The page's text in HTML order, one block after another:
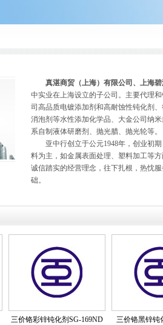
真湛商贸（上海）有限公司、上海
中实业在上海设立的子公司。主要代理
司高品质电镀添加剂和高耐蚀性钝化剂
消泡剂等水性添加化学品、大金公司纳
系自制液体研磨剂、抛光腊、抛光轮等。
亚中行创立于公元1948年，创业初期
料为主，如金属表面处理、塑料加工等
诚信踏实的经营理念，往下扎根，热忱
础。
三价铬彩锌钝化剂SG-169ND 三价铬黑锌钝化剂